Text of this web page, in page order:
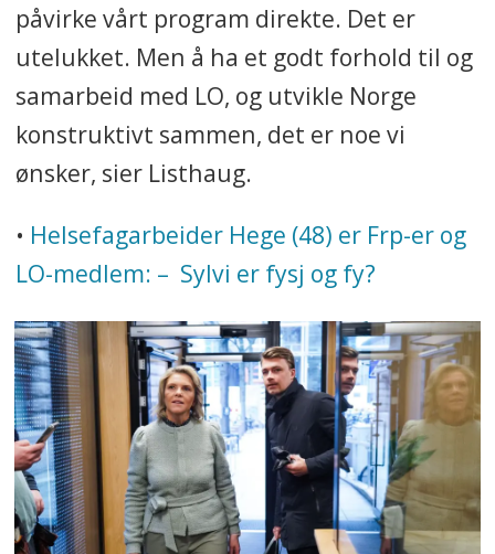
påvirke vårt program direkte. Det er
utelukket. Men å ha et godt forhold til og
samarbeid med LO, og utvikle Norge
konstruktivt sammen, det er noe vi
ønsker, sier Listhaug.
• Helsefagarbeider Hege (48) er Frp-er og
LO-medlem: – ⁠ Sylvi er fysj og fy?